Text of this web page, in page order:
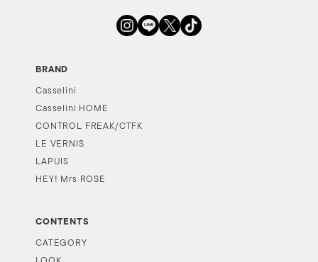
BRAND
Casselini
Casselini HOME
CONTROL FREAK/CTFK
LE VERNIS
LAPUIS
HEY! Mrs ROSE
CONTENTS
CATEGORY